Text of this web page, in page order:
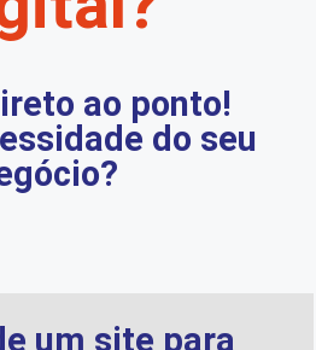
ao ponto!
do seu
um site para